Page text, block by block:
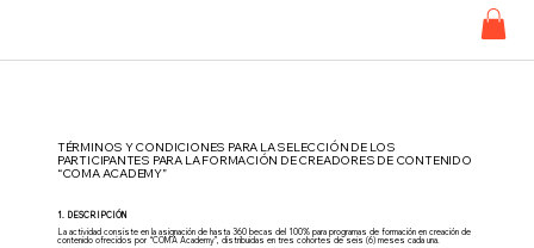
TÉRMINOS Y CONDICIONES PARA LA SELECCIÓN DE LOS
PARTICIPANTES PARA LA FORMACIÓN DE CREADORES DE CONTENIDO
“COMA ACADEMY”
1. DESCRIPCIÓN
La actividad consiste en la asignación de hasta 360 becas del 100% para programas de formación en creación de
contenido ofrecidos por “COMA Academy”, distribuidas en tres cohortes de seis (6) meses cada una.